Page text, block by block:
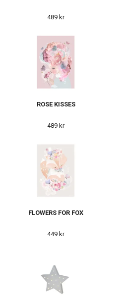
489 kr
ROSE KISSES
489 kr
FLOWERS FOR FOX
449 kr